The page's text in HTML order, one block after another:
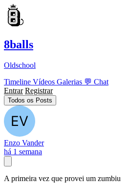
8balls
Oldschool
Timeline Vídeos Galerias 💬 Chat
Entrar Registrar
Todos os Posts
Enzo Vander
há 1 semana
A primeira vez que provei um zumbiu